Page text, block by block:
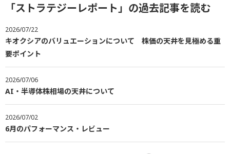
「ストラテジーレポート」の過去記事を読む
2026/07/22
キオクシアのバリュエーションについて 株価の天井を見極める重
要ポイント
2026/07/06
AI・半導体株相場の天井について
2026/07/02
6月のパフォーマンス・レビュー